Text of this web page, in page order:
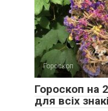
Гороскоп
Гороскоп на
для всіх